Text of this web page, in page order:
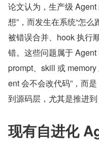
论文认为，生产级
想”，而发生在系统“怎
被错误合并、hook 执行
错。这些问题属于
prompt、skill 或
ent 会不会改代码”，而
到源码层，尤其是推进到
现有自进化